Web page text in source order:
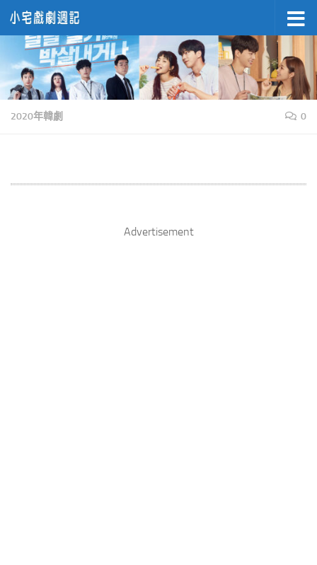
Skip to content
2020年韓劇 0
Advertisement